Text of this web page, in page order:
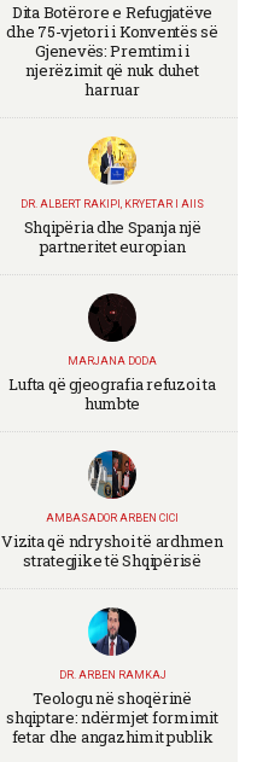
Dita Botërore e Refugjatëve
dhe 75-vjetori i Konventës së
Gjenevës: Premtimi i
njerëzimit që nuk duhet
harruar
DR. ALBERT RAKIPI, KRYETAR I AIIS
Shqipëria dhe Spanja një
partneritet europian
MARJANA DODA
Lufta që gjeografia refuzoi ta
humbte
AMBASADOR ARBEN CICI
Vizita që ndryshoi të ardhmen
strategjike të Shqipërisë
DR. ARBEN RAMKAJ
Teologu në shoqërinë
shqiptare: ndërmjet formimit
fetar dhe angazhimit publik